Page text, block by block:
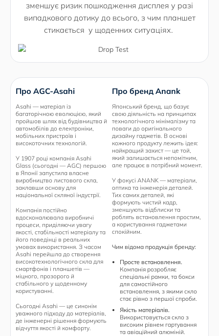
зменшує ризик пошкодження дисплея у разі
випадкового дотику до всього, з чим планшет
стикається у щоденних ситуаціях.
Про AGC-Asahi
Asahi — матеріал із
багаторічною еволюцією, який
пройшов шлях від будівництва й
автомобілів до електроніки,
мобільних пристроїв і
високоточних технологій.
У 1907 році компанія Asahi
Glass (сьогодні — AGC) першою
в Японії запустила власне
виробництво листового скла,
заклавши основу для
національної скляної індустрії.
Компанія постійно
вдосконалювала виробничі
процеси, приділяючи увагу
якості, стабільності матеріалу та
його поведінці в реальних
умовах використання. З часом
Asahi перейшла до створення
високотехнологічного скла для
смартфонів і планшетів —
міцного, прозорого й
стабільного у щоденному
користуванні.
Сьогодні Asahi — це синонім
уважного підходу до матеріалів,
де інженерні рішення формують
відчуття якості й комфорту.
Про бренд Anank
Японський бренд, що базує
свою діяльність на принципах
технологічного мінімалізму та
поваги до оригінального
дизайну гаджетів. В основі
кожного продукту лежить ідея:
найкращий захист — це той,
який залишається непомітним,
але працює в потрібний момент.
У фокусі ANANK — матеріали,
оптика та інженерія деталей.
Тих самих деталей, які
формують чистий кадр,
зменшують відблиски та
роблять встановлення простим,
а користування гаджетами
спокійним.
Чим відома продукція бренду:
Просте встановлення.
Компанія розробляє
спеціальні рамки, та бокси
для самостійного
встановлення, з якими скло
стає рівно з першої спроби.
Якість матеріалів.
Використовується скло з
високим рівнем гартування
та авіаційний алюміній.